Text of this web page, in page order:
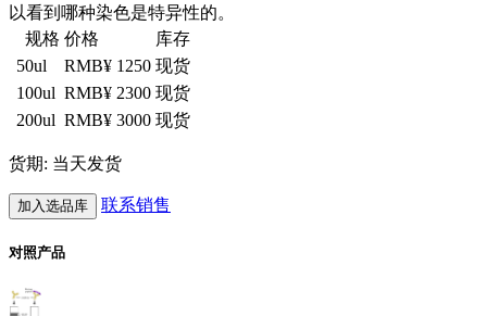
以看到哪种染色是特异性的。
规格 价格
库存
50ul
RMB¥ 1250 现货
100ul RMB¥ 2300 现货
200ul RMB¥ 3000 现货
货期: 当天发货
加入选品库 联系销售
对照产品